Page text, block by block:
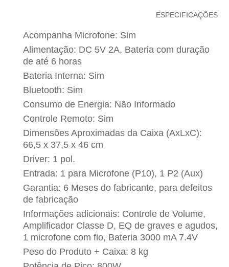
ESPECIFICAÇÕES
Acompanha Microfone: Sim
Alimentação: DC 5V 2A, Bateria com duração
de até 6 horas
Bateria Interna: Sim
Bluetooth: Sim
Consumo de Energia: Não Informado
Controle Remoto: Sim
Dimensões Aproximadas da Caixa (AxLxC):
66,5 x 37,5 x 46 cm
Driver: 1 pol.
Entrada: 1 para Microfone (P10), 1 P2 (Aux)
Garantia: 6 Meses do fabricante, para defeitos
de fabricação
Informações adicionais: Controle de Volume,
Amplificador Classe D, EQ de graves e agudos,
1 microfone com fio, Bateria 3000 mA 7.4V
Peso do Produto + Caixa: 8 kg